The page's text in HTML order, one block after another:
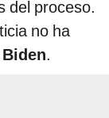
del proceso.
no ha
.